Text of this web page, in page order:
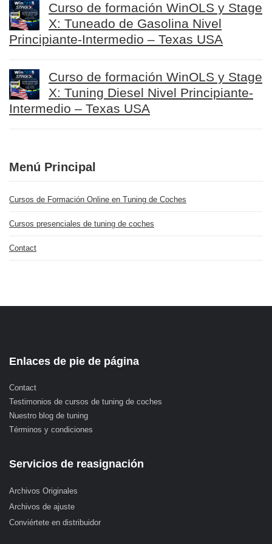
Curso de formación WinOLS y Stage
X: Tuneado de Gasolina Nivel
Principiante-Intermedio – Texas USA
Curso de formación WinOLS y Stage
X: Tuning Diesel Nivel Principiante-
Intermedio – Texas USA
Menú Principal
Cursos de Formación Online en Tuning de Coches
Cursos presenciales de tuning de coches
Contact
Enlaces de pie de página
Contact
Testimonios de cursos de tuning de coches
Nuestro blog de tuning
Términos y condiciones
Servicios de reasignación
Archivos Originales
Archivos de ajuste
Conviértete en distribuidor